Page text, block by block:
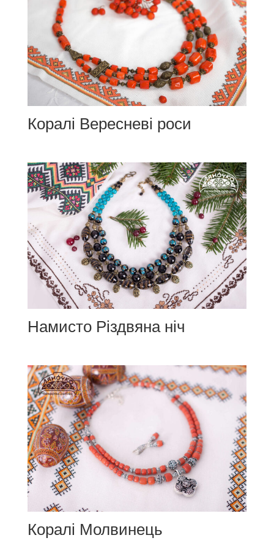
Коралі Вересневі роси
Намисто Різдвяна ніч
Коралі Молвинець